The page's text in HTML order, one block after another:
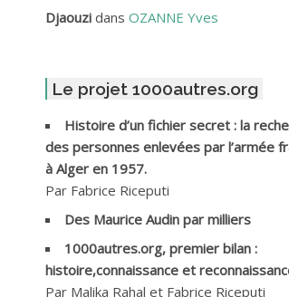
ABDELLI Mohamed *
ABDELMOUMENE Ahmed
ABDESMED Mohamed ben Kaddour
ABDESSELAMI Kouider
ABDESSLEM Ahmed dit le Coiffeur
ABDOUDOU
Djaouzidans OZANNE Yves
Le projet 1000autres.org
Histoire d’un fichier secret : la
des personnes enlevées par l’armée
à Alger en 1957.
Par Fabrice Riceputi
Des Maurice Audin par milliers
1000autres.org, premier bilan :
histoire,connaissance et
Par Malika Rahal et Fabrice Riceputi